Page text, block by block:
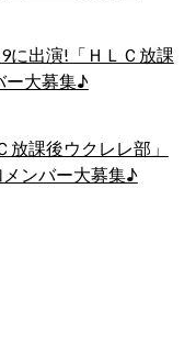
に出演!「ＨＬＣ放課
ー大募集♪
課後ウクレレ部」
ンバー大募集♪